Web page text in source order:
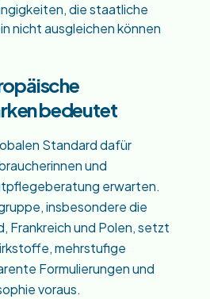
die staatliche
nicht ausgleichen können
bedeutet
Standard dafür
und
erwarten.
insbesondere die
Frankreich und Polen, setzt
mehrstufige
Formulierungen und
voraus.